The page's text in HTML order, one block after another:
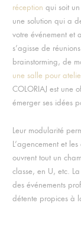
réception qui soit
une solution qui a
votre événement et
s’agisse de
brainstorming, de
une salle pour
COLORIAJ est une
émerger ses idées
Leur modularité
L’agencement et
ouvrent tout un
classe, en U, etc.
des événements
détente propices à